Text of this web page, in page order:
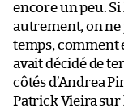
encore un peu. Si
autrement, on ne
temps, comment
avait décidé de
côtés d’Andrea
Patrick Vieira sur